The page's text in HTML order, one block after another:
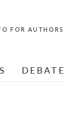
FOR AUTHORS
DEBATE